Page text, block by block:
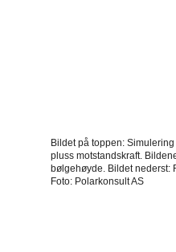
Bildet på toppen:
pluss motstandskraft.
bølgehøyde. Bildet nederst:
Foto: Polarkonsult AS